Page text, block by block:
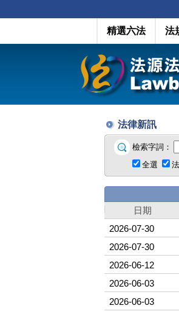
精選六法 法
法律新訊
檢索字詞：
全選
日期
2026-07-30
2026-07-30
2026-06-12
2026-06-03
2026-06-03